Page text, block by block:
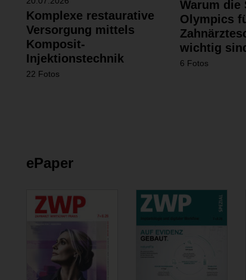
Komplexe restaurative
Versorgung mittels
Komposit-
Injektionstechnik
22 Fotos
Warum die
Olympics
wichtig
6 Fotos
ePaper